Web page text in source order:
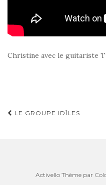
Christine avec le guitariste
LE GROUPE IDÎLES
Activello Thème par